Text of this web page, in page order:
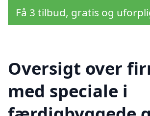
Få 3 tilbud, gratis og
Oversigt over
med speciale i